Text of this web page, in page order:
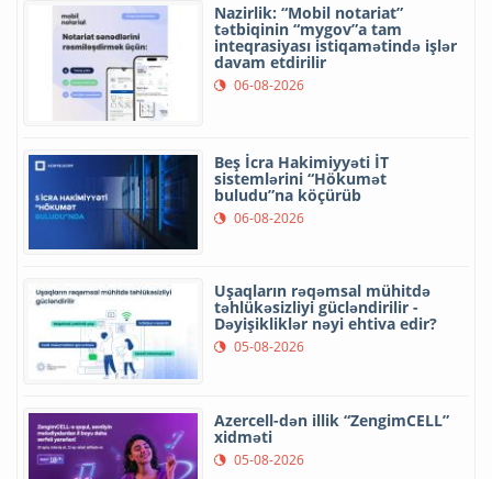
Nazirlik: “Mobil notariat”
tətbiqinin “mygov”a tam
inteqrasiyası istiqamətində işlər
davam etdirilir
06-08-2026
Beş İcra Hakimiyyəti İT
sistemlərini “Hökumət
buludu”na köçürüb
06-08-2026
Uşaqların rəqəmsal mühitdə
təhlükəsizliyi gücləndirilir -
Dəyişikliklər nəyi ehtiva edir?
05-08-2026
Azercell-dən illik “ZengimCELL”
xidməti
05-08-2026